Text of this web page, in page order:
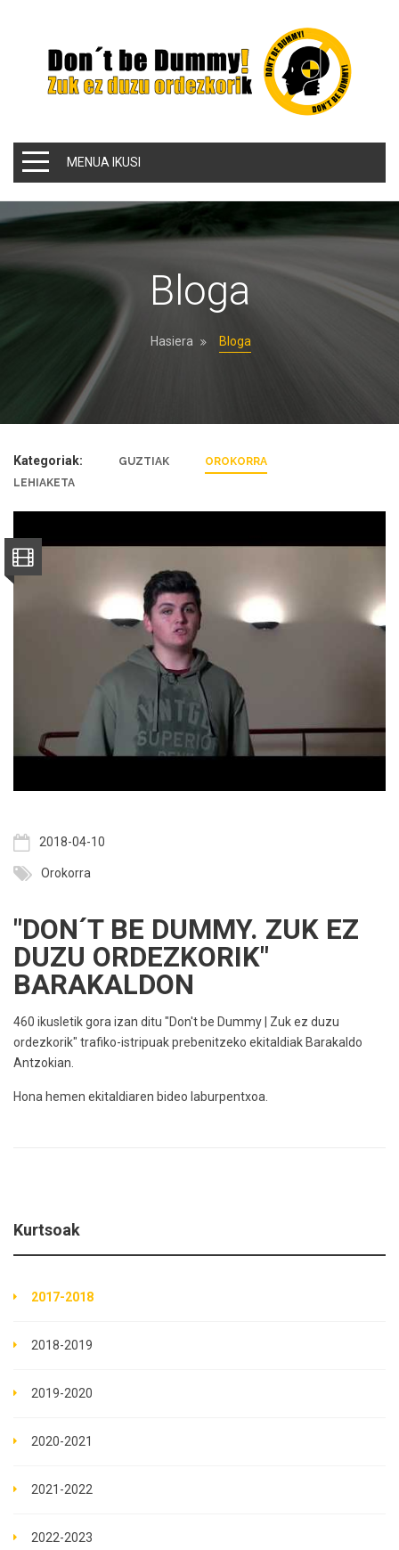
MENUA IKUSI
Bloga
Hasiera Bloga
Kategoriak: GUZTIAK
OROKORRA
LEHIAKETA
2018-04-10
Orokorra
"DON´T BE DUMMY. ZUK EZ
DUZU ORDEZKORIK"
BARAKALDON
460 ikusletik gora izan ditu "Don't be Dummy | Zuk ez duzu
ordezkorik" trafiko-istripuak prebenitzeko ekitaldiak Barakaldo
Antzokian.
Hona hemen ekitaldiaren bideo laburpentxoa.
Kurtsoak
2017-2018
2018-2019
2019-2020
2020-2021
2021-2022
2022-2023